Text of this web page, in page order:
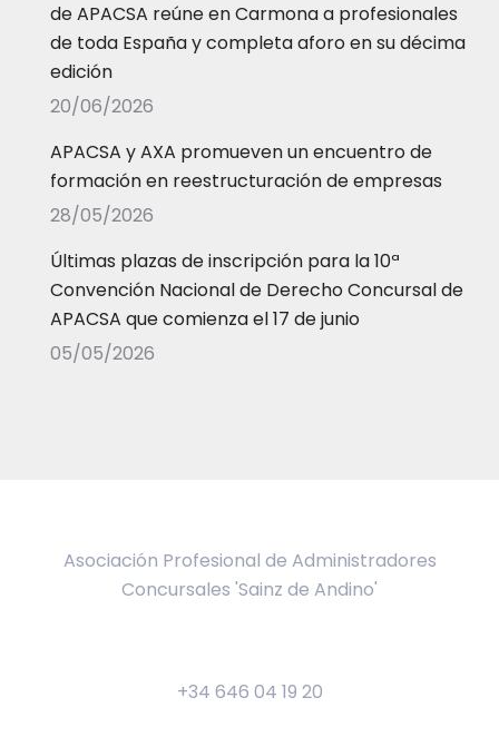
de APACSA reúne en Carmona a profesionales
de toda España y completa aforo en su décima
edición
20/06/2026
APACSA y AXA promueven un encuentro de
formación en reestructuración de empresas
28/05/2026
Últimas plazas de inscripción para la 10ª
Convención Nacional de Derecho Concursal de
APACSA que comienza el 17 de junio
05/05/2026
Asociación Profesional de Administradores
Concursales 'Sainz de Andino'
+34 646 04 19 20